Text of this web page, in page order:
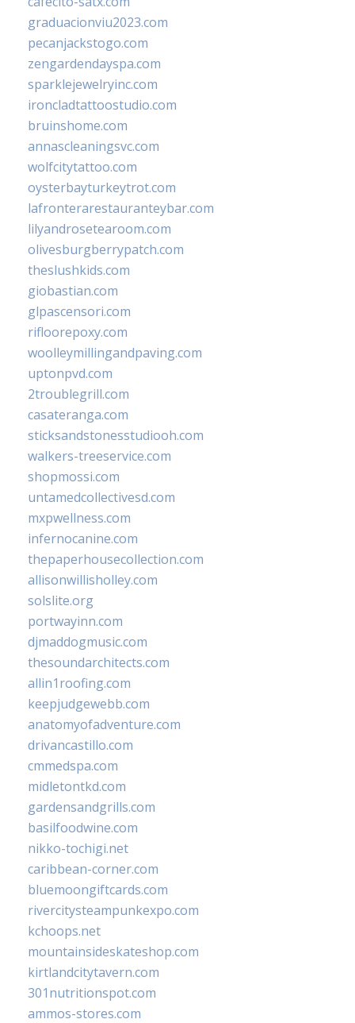
graduacionviu2023.com
pecanjackstogo.com
zengardendayspa.com
sparklejewelryinc.com
ironcladtattoostudio.com
bruinshome.com
annascleaningsvc.com
wolfcitytattoo.com
oysterbayturkeytrot.com
lafronterarestauranteybar.com
lilyandrosetearoom.com
olivesburgberrypatch.com
theslushkids.com
giobastian.com
glpascensori.com
rifloorepoxy.com
woolleymillingandpaving.com
uptonpvd.com
2troublegrill.com
casateranga.com
sticksandstonesstudiooh.com
walkers-treeservice.com
shopmossi.com
untamedcollectivesd.com
mxpwellness.com
infernocanine.com
thepaperhousecollection.com
allisonwillisholley.com
solslite.org
portwayinn.com
djmaddogmusic.com
thesoundarchitects.com
allin1roofing.com
keepjudgewebb.com
anatomyofadventure.com
drivancastillo.com
cmmedspa.com
midletontkd.com
gardensandgrills.com
basilfoodwine.com
nikko-tochigi.net
caribbean-corner.com
bluemoongiftcards.com
rivercitysteampunkexpo.com
kchoops.net
mountainsideskateshop.com
kirtlandcitytavern.com
301nutritionspot.com
ammos-stores.com